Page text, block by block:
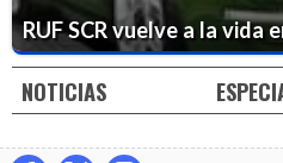
RUF SCR vuelve a la vida
NOTICIAS